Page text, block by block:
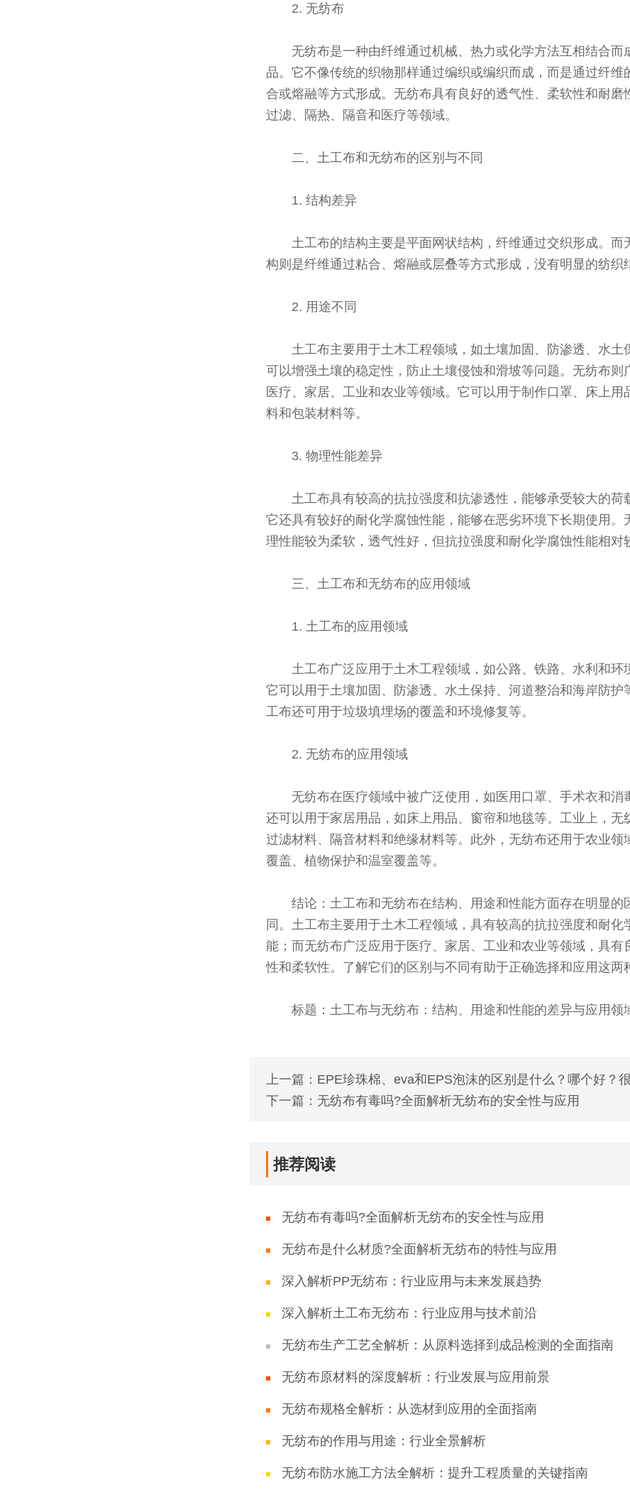
2. 无纺布
无纺布是一种由纤维通过机械、热力或化学方法互相结合而
品。它不像传统的织物那样通过编织或编织而成，而是通过纤维
合或熔融等方式形成。无纺布具有良好的透气性、柔软性和耐磨
过滤、隔热、隔音和医疗等领域。
二、土工布和无纺布的区别与不同
1. 结构差异
土工布的结构主要是平面网状结构，纤维通过交织形成。而
构则是纤维通过粘合、熔融或层叠等方式形成，没有明显的纺织
2. 用途不同
土工布主要用于土木工程领域，如土壤加固、防渗透、水土
可以增强土壤的稳定性，防止土壤侵蚀和滑坡等问题。无纺布则
医疗、家居、工业和农业等领域。它可以用于制作口罩、床上用
料和包装材料等。
3. 物理性能差异
土工布具有较高的抗拉强度和抗渗透性，能够承受较大的荷
它还具有较好的耐化学腐蚀性能，能够在恶劣环境下长期使用。
理性能较为柔软，透气性好，但抗拉强度和耐化学腐蚀性能相对
三、土工布和无纺布的应用领域
1. 土工布的应用领域
土工布广泛应用于土木工程领域，如公路、铁路、水利和环
它可以用于土壤加固、防渗透、水土保持、河道整治和海岸防护
工布还可用于垃圾填埋场的覆盖和环境修复等。
2. 无纺布的应用领域
无纺布在医疗领域中被广泛使用，如医用口罩、手术衣和消
还可以用于家居用品，如床上用品、窗帘和地毯等。工业上，无
过滤材料、隔音材料和绝缘材料等。此外，无纺布还用于农业领
覆盖、植物保护和温室覆盖等。
结论：土工布和无纺布在结构、用途和性能方面存在明显的
同。土工布主要用于土木工程领域，具有较高的抗拉强度和耐化
能；而无纺布广泛应用于医疗、家居、工业和农业等领域，具有
性和柔软性。了解它们的区别与不同有助于正确选择和应用这两
标题：土工布与无纺布：结构、用途和性能的差异与应用领
上一篇：EPE珍珠棉、eva和EPS泡沫的区别是什么？哪个好？
知道！
下一篇：无纺布有毒吗?全面解析无纺布的安全性与应用
推荐阅读
无纺布有毒吗?全面解析无纺布的安全性与应用
无纺布是什么材质?全面解析无纺布的特性与应用
深入解析PP无纺布：行业应用与未来发展趋势
深入解析土工布无纺布：行业应用与技术前沿
无纺布生产工艺全解析：从原料选择到成品检测的全面指南
无纺布原材料的深度解析：行业发展与应用前景
无纺布规格全解析：从选材到应用的全面指南
无纺布的作用与用途：行业全景解析
无纺布防水施工方法全解析：提升工程质量的关键指南